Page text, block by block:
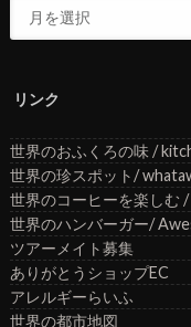
リンク
世界のおふくろの味 /
世界の珍スポット/
世界のコーヒーを楽し
世界のハンバーガー/
ツアーメイト募集
ありがとうショップEC
アレルギーらいふ
世界の都市地図